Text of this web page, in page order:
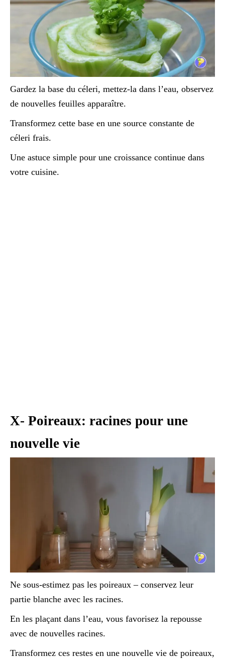
Gardez la base du céleri, mettez-la dans l’eau, observez
de nouvelles feuilles apparaître.
Transformez cette base en une source constante de
céleri frais.
Une astuce simple pour une croissance continue dans
votre cuisine.
X- Poireaux: racines pour une
nouvelle vie
Ne sous-estimez pas les poireaux – conservez leur
partie blanche avec les racines.
En les plaçant dans l’eau, vous favorisez la repousse
avec de nouvelles racines.
Transformez ces restes en une nouvelle vie de poireaux,